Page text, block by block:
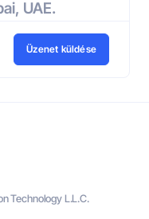
UAE.
Üzenet küldése
Technology L.L.C.